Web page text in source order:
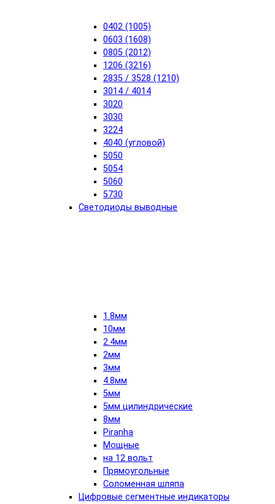
0402 (1005)
0603 (1608)
0805 (2012)
1206 (3216)
2835 / 3528 (1210)
3014 / 4014
3020
3030
3224
4040 (угловой)
5050
5054
5060
5730
Светодиоды выводные
1.8мм
10мм
2.4мм
2мм
3мм
4.8мм
5мм
5мм цилиндрические
8мм
Piranha
Мощные
на 12 вольт
Прямоугольные
Соломенная шляпа
Цифровые сегментные индикаторы